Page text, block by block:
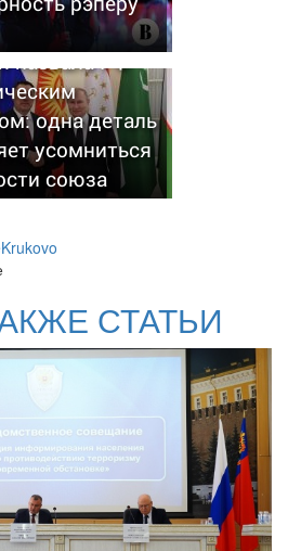
назвала РФ
одна деталь
усомниться
союза
СТАТЬИ